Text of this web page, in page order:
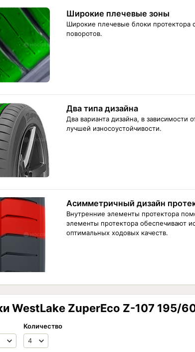
Широкие плечевые зоны
Широкие плечевые блоки протектора
поворотов.
Два типа дизайна
Два варианта дизайна, в
лучшей износоустойчивости.
Асимметричный дизайн
Внутренние элементы протектора
элементы протектора обеспечивают
оптимальных ходовых качеств.
WestLake ZuperEco Z-107 195/
Количество